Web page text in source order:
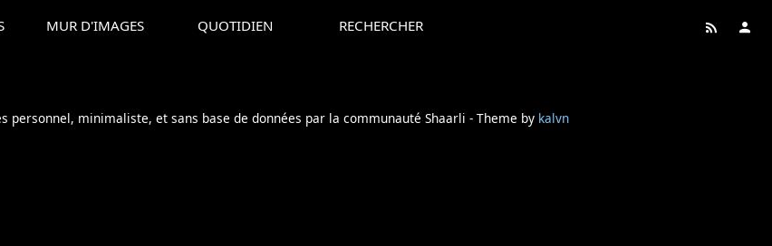
MUR D'IMAGES QUOTIDIEN RECHERCHER
personnel, minimaliste, et sans base de données par la communauté Shaarli - Theme by kalvn